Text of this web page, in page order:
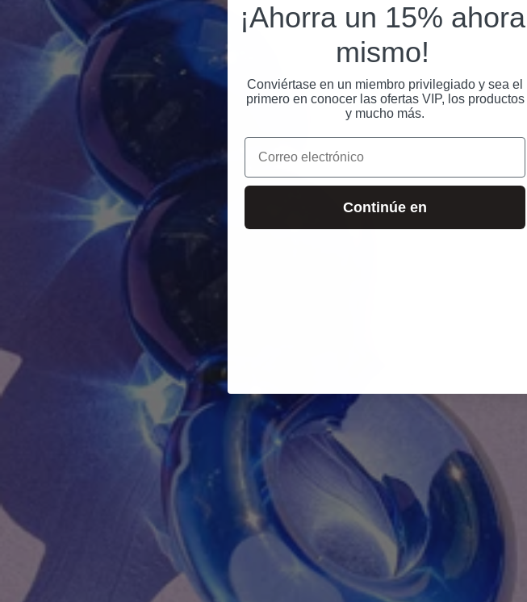
¡Ahorra un 15% ahora
mismo!
Conviértase en un miembro privilegiado y sea el
primero en conocer las ofertas VIP, los productos
y mucho más.
Correo electrónico
Continúe en